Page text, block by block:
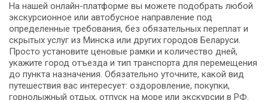
На нашей онлайн-платформе вы можете подобрать любой
экскурсионное или автобусное направление под
определенные требования, без обязательных переплат и
скрытых услуг из Минска или других городов Беларуси.
Просто установите ценовые рамки и количество дней,
укажите город отъезда и тип транспорта для перемещения
до пункта назначения. Обязательно уточните, какой вид
путешествия вас интересует: оздоровление, покупки,
горнолыжный отдых, отпуск на море или экскурсии в РФ.